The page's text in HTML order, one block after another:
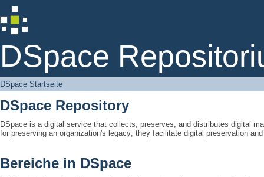
DSpace
DSpace Startseite
DSpace Startseite
DSpace Repository
DSpace is a digital service that collects, preserves, and distributes digital
for preserving an organization's legacy; they facilitate digital preservation
Bereiche in DSpace